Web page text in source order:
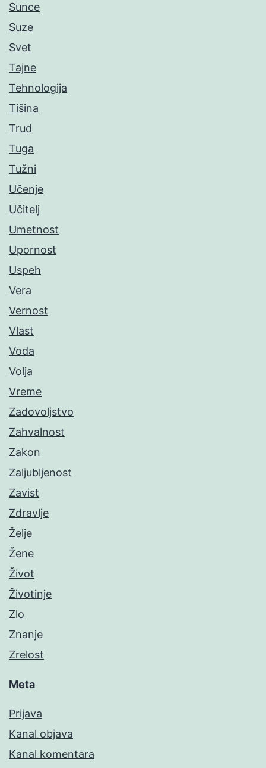
Sunce
Suze
Svet
Tajne
Tehnologija
Tišina
Trud
Tuga
Tužni
Učenje
Učitelj
Umetnost
Upornost
Uspeh
Vera
Vernost
Vlast
Voda
Volja
Vreme
Zadovoljstvo
Zahvalnost
Zakon
Zaljubljenost
Zavist
Zdravlje
Želje
Žene
Život
Životinje
Zlo
Znanje
Zrelost
Meta
Prijava
Kanal objava
Kanal komentara